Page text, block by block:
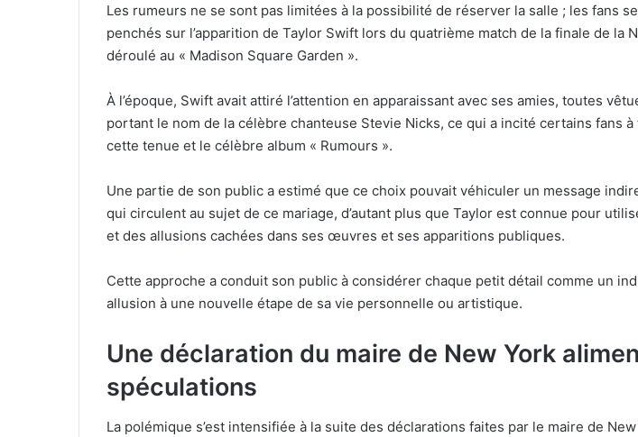
Les rumeurs ne se sont pas limitées à la possibilité de réserver la salle ; les fans
penchés sur l’apparition de Taylor Swift lors du quatrième match de la finale de la
déroulé au « Madison Square Garden ».
À l’époque, Swift avait attiré l’attention en apparaissant avec ses amies, toutes
portant le nom de la célèbre chanteuse Stevie Nicks, ce qui a incité certains fans
cette tenue et le célèbre album « Rumours ».
Une partie de son public a estimé que ce choix pouvait véhiculer un message
qui circulent au sujet de ce mariage, d’autant plus que Taylor est connue pour
et des allusions cachées dans ses œuvres et ses apparitions publiques.
Cette approche a conduit son public à considérer chaque petit détail comme un
allusion à une nouvelle étape de sa vie personnelle ou artistique.
Une déclaration du maire de New York
spéculations
La polémique s’est intensifiée à la suite des déclarations faites par le maire de